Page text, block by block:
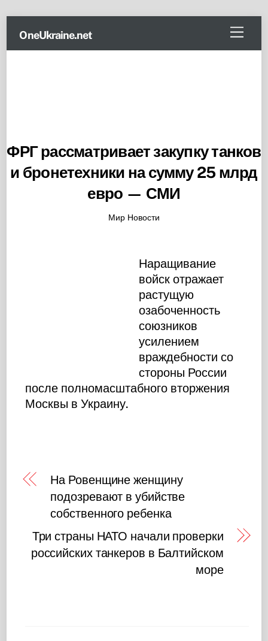
content
Menu
OneUkraine.net
ФРГ рассматривает закупку танков
и бронетехники на сумму 25 млрд
евро — СМИ
Мир Новости
Наращивание
войск отражает
растущую
озабоченность
союзников
усилением
враждебности со
стороны России
после полномасштабного вторжения
Москвы в Украину.
На Ровенщине женщину
подозревают в убийстве
собственного ребенка
Три страны НАТО начали проверки
российских танкеров в Балтийском
море